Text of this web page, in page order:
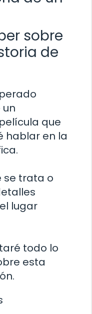
sobre
de
un
que
hablar en la
se trata o
lugar
todo lo
esta